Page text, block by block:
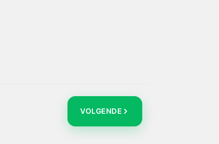
VOLGENDE